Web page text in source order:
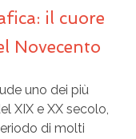
il cuore
Novecento
uno dei più
XIX e XX secolo,
di molti